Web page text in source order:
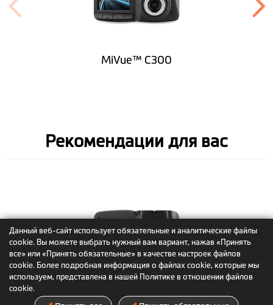
Данный веб-сайт использует обязательные и аналитические файлы
cookie. Вы можете выбрать нужный вам вариант, нажав «Принять
все» или «Принять обязательные» в качестве настроек файлов
cookie. Более подробная информация о файлах cookie, которые мы
используем, представлена в нашей Политике в отношении файлов
cookie.
MiVue™ C300
Рекомендации для вас
MiVue™ C305